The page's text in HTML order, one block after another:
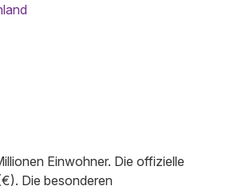
Einwohner. Die offizielle
Die besonderen